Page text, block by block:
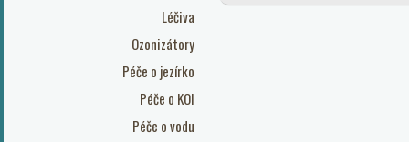
Léčiva
Ozonizátory
Péče o jezírko
Péče o KOI
Péče o vodu